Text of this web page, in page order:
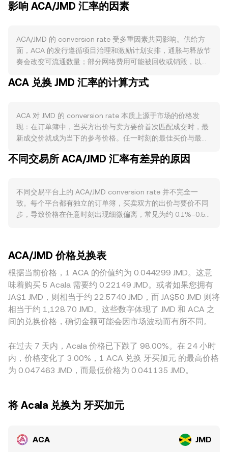
影响 ACA/JMD 汇率的因素
ACA/JMD 的 conversion rate 受多重因素共同影响。供给方
面，ACA 的发行遵循项目治理和激励计划安排，通胀与释放节
奏会改变可流通数量；部分网络费用可能被回收或销毁，以及
ACA）会阶段性减少二级市场可售筹码，进而影响卖压。需求
Swap 与流动性质押等用例的增长，都会提升对 ACA 用于费
用、治理与激励的需求，从而影响对 JMD 的相对定价。宏观
层面，ACA 与比特币整体方向通常存在相关性，风险偏好升温
与流动性环境也会影响以 JMD 计价的定价基准，进而反映在
查、稳定币与跨链监管政策的更新，均可能带来定价的快速再
平衡。技术层面，若 ACA 在部分平台存在永续合约，资金费
率的正负与幅度会影响现货与合约之间的基差；到期结算与持
响 ACA/JMD 的短期 conversion rate。
ACA 兑换 JMD 汇率的计算方式
ACA 对 JMD 的 conversion rate 本质上源于市场的价格发
现：在订单簿中，当买方出价与卖方要价首次匹配成交时，最
新成交价就成为当下的参考价格。任一时刻的最佳买价与最佳
衡量当前交易区间。在跨平台维度，聚合商常使用成交量加权
大的平台其价格权重越高。对于简单换算，若需要以 JMD 计
价，JMD 数量 = ACA 数量 × conversion rate；反之，ACA 数
量 = JMD 数量 / conversion rate。在去中心化场景下，若
瞬时价格，价格可近似理解为 y/x。当大额交易改变池中资产
比例时，价格会沿曲线滑动，进而反馈到聚合后的 ACA/JMD
conversion rate。
不同交易所 ACA/JMD 汇率有差异的原因
不同交易平台上的 ACA/JMD conversion rate 并不完全一
致。每个平台都有独立的订单簿，买卖双方的出价与要价不同
步，导致价格在任意时刻出现细微偏离，常见为约 0.1%–0.5%
范围、法币入金通道与当地监管环境不同，可能在部分地区形
成溢价或折价。此外，许多平台以 USDT 作为中间计价，当
ACA/USDT 与 USDT/JMD 的定价存在轻微偏离时，这种
USDT 基差会传导到最终的 ACA/JMD 报价。跨平台的套利活
动通常会在价差扩大时介入，推动价格回归，但由于手续费、
链上转账时间与风控限制的存在，套利并非总能瞬时消除所有
差异，因此 conversion rate 仍会在不同平台之间短暂分化。
ACA/JMD 价格兑换表
根据当前价格，1 ACA 的价值约为 0.044299 JMD。这意
味着购买 5 Acala 需要约 0.22149 JMD。或者如果您拥有
JA$1 JMD，则相当于约 22.5740 JMD，而 JA$50 JMD 则将
相当于约 1,128.70 JMD。这些数字体现了 JMD 和 ACA 之
间的兑换价格，确切金额可能会因市场波动而有所不同。
在过去 7 天内，Acala 价格已下跌了 98.00%。在 24 小时
内，价格变化了 3.00%，1 ACA 兑换 牙买加元 的最高价格
为 0.047463 JMD，而最低价格为 0.041135 JMD。
将 Acala 兑换为 牙买加元
ACA JMD